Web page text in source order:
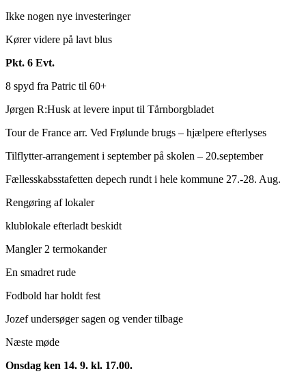
Ikke nogen nye investeringer
Kører videre på lavt blus
Pkt. 6 Evt.
8 spyd fra Patric til 60+
Jørgen R:Husk at levere input til Tårnborgbladet
Tour de France arr. Ved Frølunde brugs – hjælpere efterlyses
Tilflytter-arrangement i september på skolen – 20.september
Fællesskabsstafetten depech rundt i hele kommune 27.-28. Aug.
Rengøring af lokaler
klublokale efterladt beskidt
Mangler 2 termokander
En smadret rude
Fodbold har holdt fest
Jozef undersøger sagen og vender tilbage
Næste møde
Onsdag ken 14. 9. kl. 17.00.